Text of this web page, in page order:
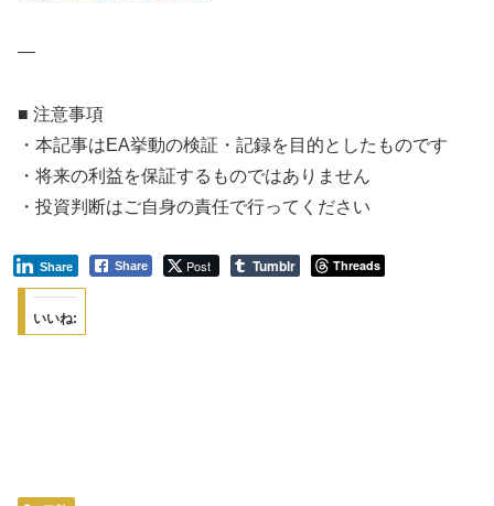
—
■ 注意事項
・本記事はEA挙動の検証・記録を目的としたものです
・将来の利益を保証するものではありません
・投資判断はご自身の責任で行ってください
Share Post
Share Tumblr Threads
いいね: